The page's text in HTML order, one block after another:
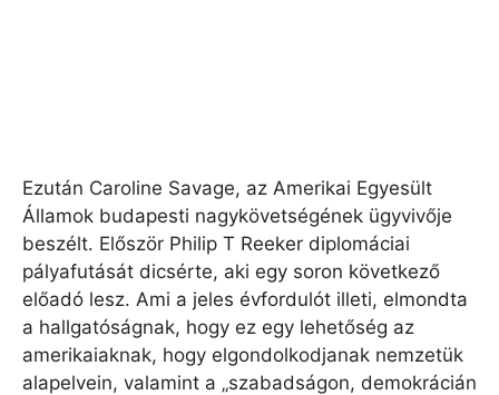
Ezután Caroline Savage, az Amerikai Egyesült
Államok budapesti nagykövetségének ügyvivője
beszélt. Először Philip T Reeker diplomáciai
pályafutását dicsérte, aki egy soron következő
előadó lesz. Ami a jeles évfordulót illeti, elmondta
a hallgatóságnak, hogy ez egy lehetőség az
amerikaiaknak, hogy elgondolkodjanak nemzetük
alapelvein, valamint a „szabadságon, demokrácián